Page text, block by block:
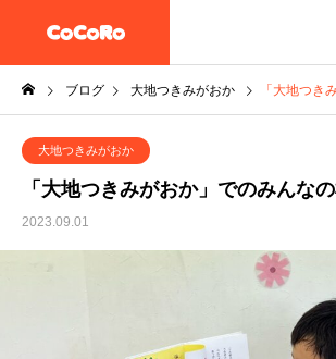
ブログ 大地つきみがおか 「大地つきみ
大地つきみがおか
「大地つきみがおか」でのみんな
2023.09.01